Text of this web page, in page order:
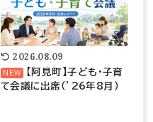
2026.08.09
【阿見町】子ども・子育
て会議に出席（’26年8月）